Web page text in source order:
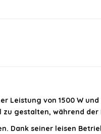
von 1500 W
gestalten, während
Dank seiner leisen